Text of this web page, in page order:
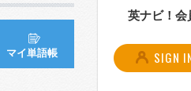
マイ単語帳
英ナビ！会
SIGN